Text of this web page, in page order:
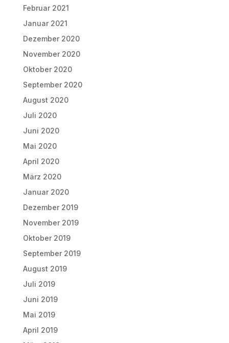
Februar 2021
Januar 2021
Dezember 2020
November 2020
Oktober 2020
September 2020
August 2020
Juli 2020
Juni 2020
Mai 2020
April 2020
März 2020
Januar 2020
Dezember 2019
November 2019
Oktober 2019
September 2019
August 2019
Juli 2019
Juni 2019
Mai 2019
April 2019